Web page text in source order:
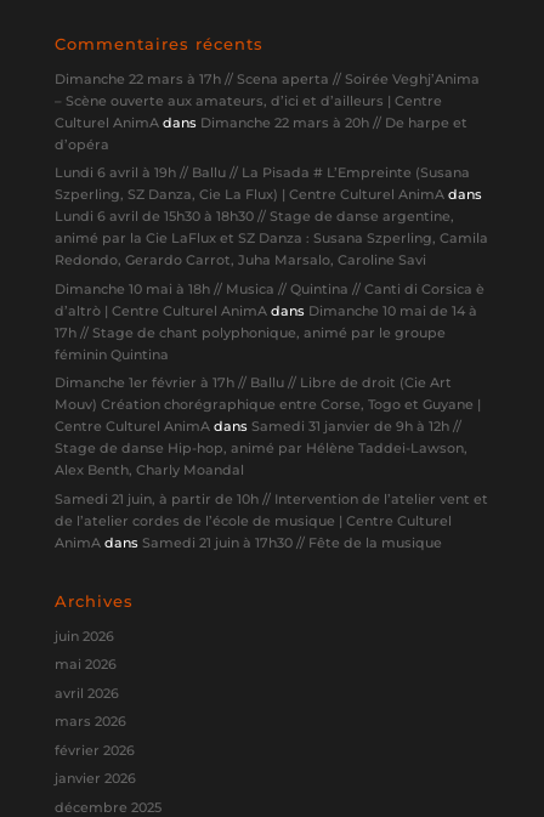
Commentaires récents
Dimanche 22 mars à 17h // Scena aperta // Soirée Veghj’Anima
– Scène ouverte aux amateurs, d’ici et d’ailleurs | Centre
Culturel AnimAdans Dimanche 22 mars à 20h // De harpe et
d’opéra
Lundi 6 avril à 19h // Ballu // La Pisada # L’Empreinte (Susana
Szperling, SZ Danza, Cie La Flux) | Centre Culturel AnimAdans
Lundi 6 avril de 15h30 à 18h30 // Stage de danse argentine,
animé par la Cie LaFlux et SZ Danza : Susana Szperling, Camila
Redondo, Gerardo Carrot, Juha Marsalo, Caroline Savi
Dimanche 10 mai à 18h // Musica // Quintina // Canti di Corsica è
d’altrò | Centre Culturel AnimAdans Dimanche 10 mai de 14 à
17h // Stage de chant polyphonique, animé par le groupe
féminin Quintina
Dimanche 1er février à 17h // Ballu // Libre de droit (Cie Art
Mouv) Création chorégraphique entre Corse, Togo et Guyane |
Centre Culturel AnimAdans Samedi 31 janvier de 9h à 12h //
Stage de danse Hip-hop, animé par Hélène Taddei-Lawson,
Alex Benth, Charly Moandal
Samedi 21 juin, à partir de 10h // Intervention de l’atelier vent et
de l’atelier cordes de l’école de musique | Centre Culturel
AnimAdans Samedi 21 juin à 17h30 // Fête de la musique
Archives
juin 2026
mai 2026
avril 2026
mars 2026
février 2026
janvier 2026
décembre 2025